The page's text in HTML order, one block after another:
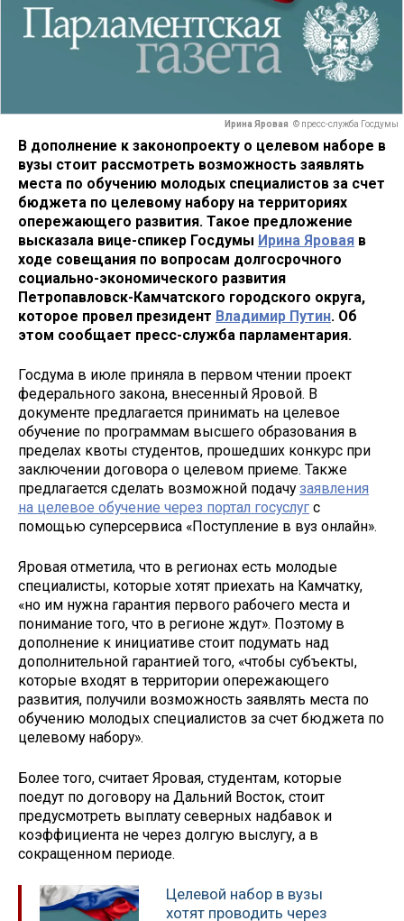
Ирина Яровая © пресс-служба Госдумы
В дополнение к законопроекту о целевом наборе в
вузы стоит рассмотреть возможность заявлять
места по обучению молодых специалистов за счет
бюджета по целевому набору на территориях
опережающего развития. Такое предложение
высказала вице-спикер Госдумы Ирина Яровая в
ходе совещания по вопросам долгосрочного
социально-экономического развития
Петропавловск-Камчатского городского округа,
которое провел президент Владимир Путин. Об
этом сообщает пресс-служба парламентария.
Госдума в июле приняла в первом чтении проект
федерального закона, внесенный Яровой. В
документе предлагается принимать на целевое
обучение по программам высшего образования в
пределах квоты студентов, прошедших конкурс при
заключении договора о целевом приеме. Также
предлагается сделать возможной подачузаявления
на целевое обучение через портал госуслуг с
помощью суперсервиса «Поступление в вуз онлайн».
Яровая отметила, что в регионах есть молодые
специалисты, которые хотят приехать на Камчатку,
«но им нужна гарантия первого рабочего места и
понимание того, что в регионе ждут». Поэтому в
дополнение к инициативе стоит подумать над
дополнительной гарантией того, «чтобы субъекты,
которые входят в территории опережающего
развития, получили возможность заявлять места по
обучению молодых специалистов за счет бюджета по
целевому набору».
Более того, считает Яровая, студентам, которые
поедут по договору на Дальний Восток, стоит
предусмотреть выплату северных надбавок и
коэффициента не через долгую выслугу, а в
сокращенном периоде.
Целевой набор в вузы
хотят проводить через